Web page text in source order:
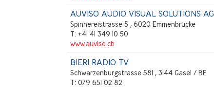
AUVISO AUDIO VISUAL SOLUTIONS AG
Spinnereistrasse 5 , 6020 Emmenbrücke
T: +41 41 349 10 50
www.auviso.ch
BIERI RADIO TV
Schwarzenburgstrasse 581 , 3144 Gasel / BE
T: 079 651 02 82